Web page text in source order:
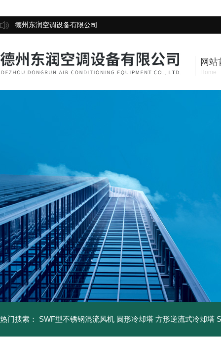
德州东润空调设备有限公司
网站
Home
热门搜索： SWF型不锈钢混流风机 圆形冷却塔 方形逆流式冷却塔